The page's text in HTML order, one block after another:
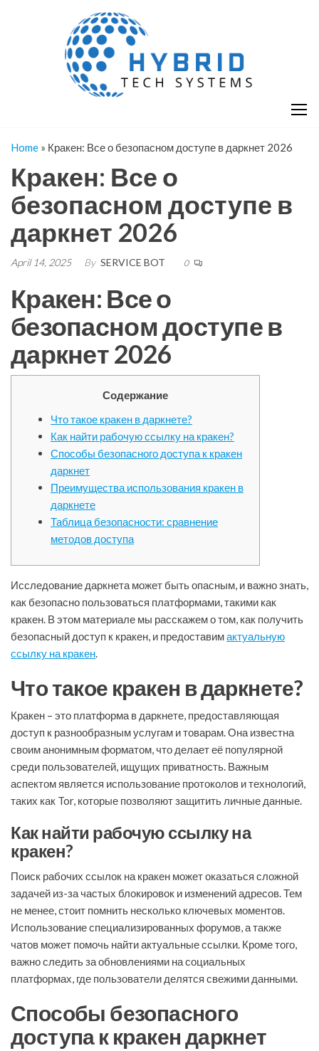
Home » Кракен: Все о безопасном доступе в даркнет 2026
Кракен: Все о
безопасном доступе в
даркнет 2026
April 14, 2025 By SERVICE BOT 0
Кракен: Все о
безопасном доступе в
даркнет 2026
Содержание
Что такое кракен в даркнете?
Как найти рабочую ссылку на кракен?
Способы безопасного доступа к кракен
даркнет
Преимущества использования кракен в
даркнете
Таблица безопасности: сравнение
методов доступа
Исследование даркнета может быть опасным, и важно знать,
как безопасно пользоваться платформами, такими как
кракен. В этом материале мы расскажем о том, как получить
безопасный доступ к кракен, и предоставимактуальную
ссылку на кракен.
Что такое кракен в даркнете?
Кракен – это платформа в даркнете, предоставляющая
доступ к разнообразным услугам и товарам. Она известна
своим анонимным форматом, что делает её популярной
среди пользователей, ищущих приватность. Важным
аспектом является использование протоколов и технологий,
таких как Tor, которые позволяют защитить личные данные.
Как найти рабочую ссылку на
кракен?
Поиск рабочих ссылок на кракен может оказаться сложной
задачей из-за частых блокировок и изменений адресов. Тем
не менее, стоит помнить несколько ключевых моментов.
Использование специализированных форумов, а также
чатов может помочь найти актуальные ссылки. Кроме того,
важно следить за обновлениями на социальных
платформах, где пользователи делятся свежими данными.
Способы безопасного
доступа к кракен даркнет